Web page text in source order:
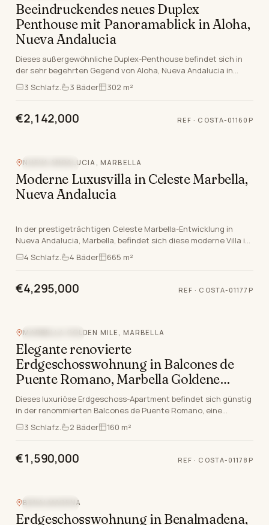
Beeindruckendes neues Duplex
Penthouse mit Panoramablick in Aloha,
Nueva Andalucia
Dieses außergewöhnliche Duplex-Penthouse befindet sich in
der sehr begehrten Gegend von Aloha, Nueva Andalucia in
Marbella, Málaga, bietet eine seltene Gelegen…
3 Schlafz. 3 Bäder 302 m²
€2,142,000 REF · COSTA-01160P
NUEVA ANDALUCIA, MARBELLA
Moderne Luxusvilla in Celeste Marbella,
Nueva Andalucia
In der prestigeträchtigen Celeste Marbella-Entwicklung in
Nueva Andalucia, Marbella, befindet sich diese moderne Villa in
der Spitze des Luxus leben an der Cos…
4 Schlafz. 4 Bäder 665 m²
€4,295,000 REF · COSTA-01177P
MARBELLA GOLDEN MILE, MARBELLA
Elegante renovierte
Erdgeschosswohnung in Balcones de
Puente Romano, Marbella Goldene
Meile
Dieses luxuriöse Erdgeschoss-Apartment befindet sich günstig
in der renommierten Balcones de Puente Romano, eine
exklusive Adresse auf der renommierten Marbell…
3 Schlafz. 2 Bäder 160 m²
€1,590,000 REF · COSTA-01178P
BENALMADENA
Erdgeschosswohnung in Benalmadena,